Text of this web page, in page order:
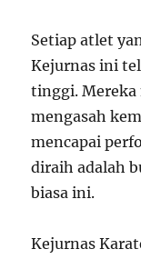
Setiap atlet
Kejurnas ini
tinggi. Mereka
mengasah
mencapai
diraih adalah
biasa ini.
Kejurnas